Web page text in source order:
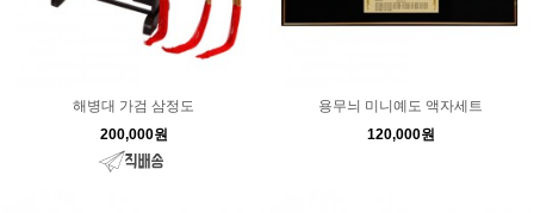
해병대 가검 삼정도
200,000원
용무늬 미니예도 액자세트
120,000원